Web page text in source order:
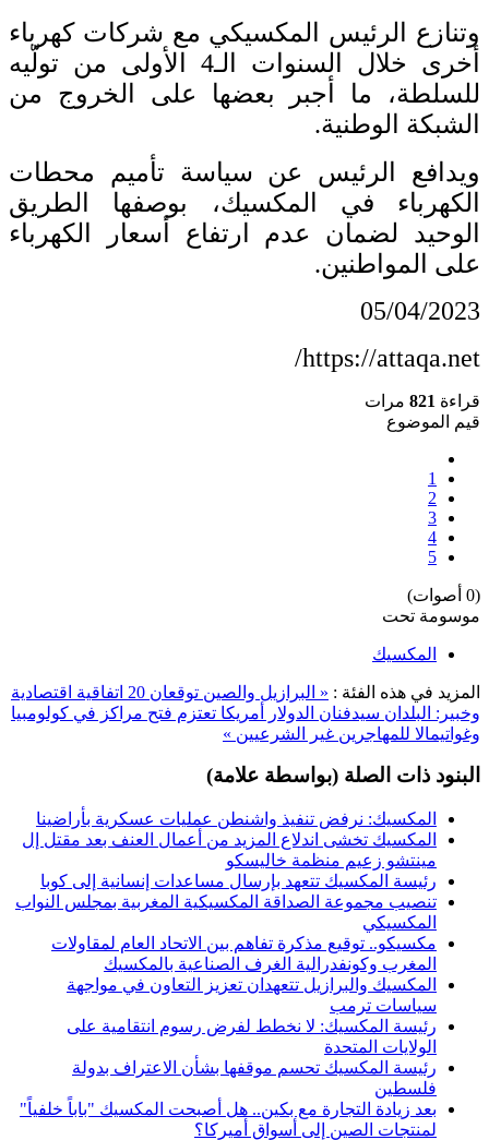
وتنازع الرئيس المكسيكي مع شركات كهرباء
أخرى خلال السنوات الـ4 الأولى من تولّيه
للسلطة، ما أجبر بعضها على الخروج من
الشبكة الوطنية.
ويدافع الرئيس عن سياسة تأميم محطات
الكهرباء في المكسيك، بوصفها الطريق
الوحيد لضمان عدم ارتفاع أسعار الكهرباء
على المواطنين.
05/04/2023
https://attaqa.net/
قراءة 821 مرات
قيم الموضوع
1
2
3
4
5
(0 أصوات)
موسومة تحت
المكسيك
المزيد في هذه الفئة :
« البرازيل والصين توقعان 20 اتفاقية اقتصادية
وخبير: البلدان سيدفنان الدولار
أمريكا تعتزم فتح مراكز في كولومبيا
وغواتيمالا للمهاجرين غير الشرعيين »
البنود ذات الصلة (بواسطة علامة)
المكسيك: نرفض تنفيذ واشنطن عمليات عسكرية بأراضينا
المكسيك تخشى اندلاع المزيد من أعمال العنف بعد مقتل إل
مينتشو زعيم منظمة خاليسكو
رئيسة المكسيك تتعهد بإرسال مساعدات إنسانية إلى كوبا
تنصيب مجموعة الصداقة المكسيكية المغربية بمجلس النواب
المكسيكي
مكسيكو.. توقيع مذكرة تفاهم بين الاتحاد العام لمقاولات
المغرب وكونفدرالية الغرف الصناعية بالمكسيك
المكسيك والبرازيل تتعهدان تعزيز التعاون في مواجهة
سياسات ترمب
رئيسة المكسيك: لا نخطط لفرض رسوم انتقامية على
الولايات المتحدة
رئيسة المكسيك تحسم موقفها بشأن الاعتراف بدولة
فلسطين
بعد زيادة التجارة مع بكين.. هل أصبحت المكسيك "باباً خلفياً"
لمنتجات الصين إلى أسواق أميركا؟